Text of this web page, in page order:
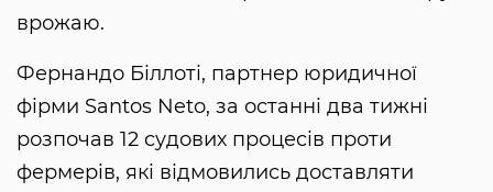
врожаю.
Фернандо Біллоті, партнер юридичної
фірми Santos Neto, за останні два тижні
розпочав 12 судових процесів проти
фермерів, які відмовились доставляти